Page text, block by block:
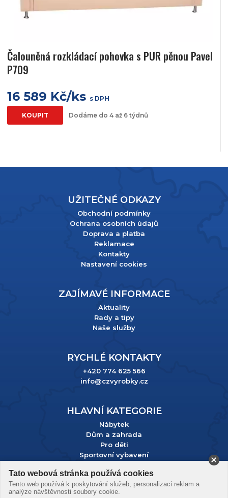
Čalouněná rozkládací pohovka s PUR pěnou Pavel
P709
16 589 Kč/ks s DPH
KOUPIT Dodáme do 4 až 6 týdnů
UŽITEČNÉ ODKAZY
Obchodní podmínky
Ochrana osobních údajů
Doprava a platba
Reklamace
Kontakty
Nastavení cookies
ZAJÍMAVÉ INFORMACE
Aktuality
Rady a tipy
Naše služby
RYCHLÉ KONTAKTY
+420 774 625 566
info@czvyrobky.cz
HLAVNÍ KATEGORIE
Nábytek
Dům a zahrada
Pro děti
Sportovní vybavení
Podle zákona o evidenci tržeb je prodávající povinen vystavit
kupujícímu účtenku. Zároveň je povinen zaevidovat přijatou
Tato webová stránka používá cookies
Tento web používá k poskytování služeb, personalizaci reklam a
analýze návštěvnosti soubory cookie.